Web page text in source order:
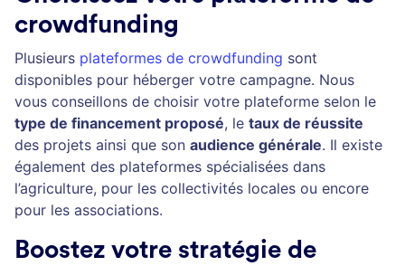
crowdfunding
Plusieurs plateformes de crowdfunding sont
disponibles pour héberger votre campagne. Nous
vous conseillons de choisir votre plateforme selon le
type de financement proposé, le taux de réussite
des projets ainsi que son audience générale. Il existe
également des plateformes spécialisées dans
l’agriculture, pour les collectivités locales ou encore
pour les associations.
Boostez votre stratégie de